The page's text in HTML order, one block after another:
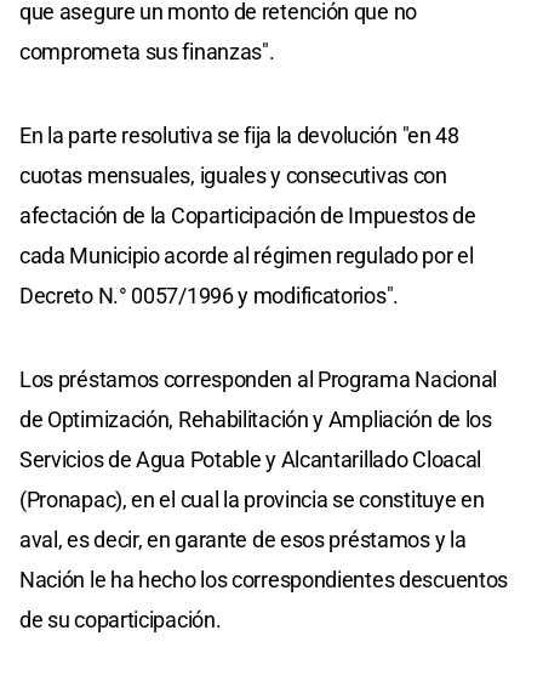
que asegure un monto de retención que no
comprometa sus finanzas".
En la parte resolutiva se fija la devolución "en 48
cuotas mensuales, iguales y consecutivas con
afectación de la Coparticipación de Impuestos de
cada Municipio acorde al régimen regulado por el
Decreto N.° 0057/1996 y modificatorios".
Los préstamos corresponden al Programa Nacional
de Optimización, Rehabilitación y Ampliación de los
Servicios de Agua Potable y Alcantarillado Cloacal
(Pronapac), en el cual la provincia se constituye en
aval, es decir, en garante de esos préstamos y la
Nación le ha hecho los correspondientes descuentos
de su coparticipación.